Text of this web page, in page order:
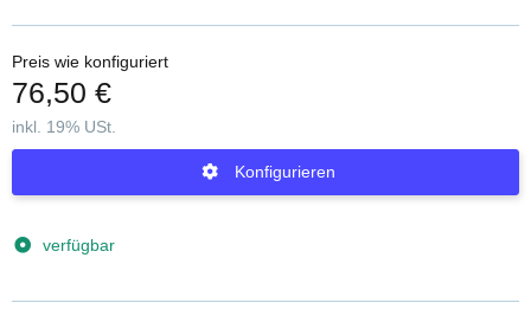
Preis wie konfiguriert
76,50 €
inkl. 19% USt.
Konfigurieren
verfügbar